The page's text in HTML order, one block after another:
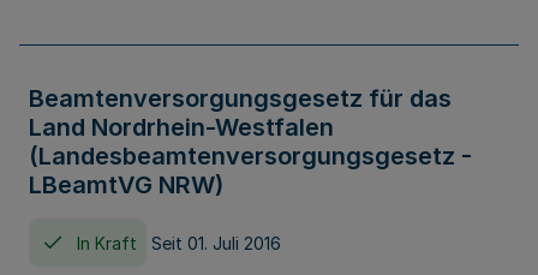
Beamtenversorgungsgesetz für das
Land Nordrhein-Westfalen
(Landesbeamtenversorgungsgesetz -
LBeamtVG NRW)
In Kraft Seit 01. Juli 2016